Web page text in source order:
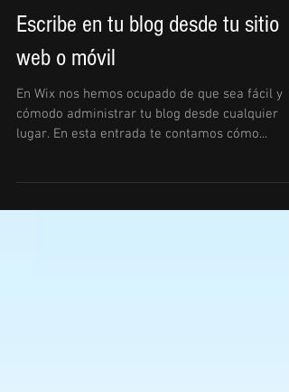
Escribe en tu blog desde tu sitio
web o móvil
En Wix nos hemos ocupado de que sea fácil y
lugar. En esta entrada te contamos cómo...